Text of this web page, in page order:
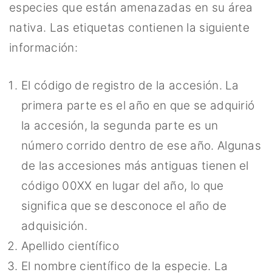
especies que están amenazadas en su área
nativa. Las etiquetas contienen la siguiente
información:
El código de registro de la accesión. La
primera parte es el año en que se adquirió
la accesión, la segunda parte es un
número corrido dentro de ese año. Algunas
de las accesiones más antiguas tienen el
código 00XX en lugar del año, lo que
significa que se desconoce el año de
adquisición.
Apellido científico
El nombre científico de la especie. La